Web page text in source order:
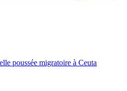
poussée migratoire à Ceuta